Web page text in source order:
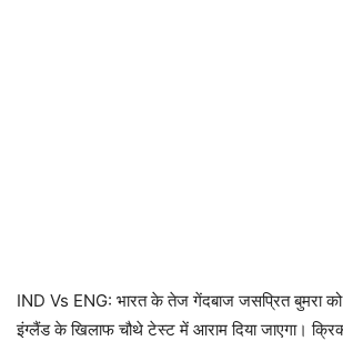
IND Vs ENG: भारत के तेज गेंदबाज जसप्रित बुमरा को
इंग्लैंड के खिलाफ चौथे टेस्ट में आराम दिया जाएगा।